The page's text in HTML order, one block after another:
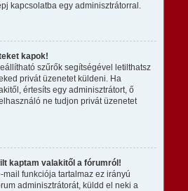
kapcsolatba egy adminisztrátorral.
kapok!
szűrők segítségével letilthatsz
privát üzenetet küldeni. Ha
értesíts egy adminisztrátort, ő
ne tudjon privát üzenetet
kaptam valakitől a fórumról!
mail funkciója tartalmaz ez irányú
adminisztrátorát, küldd el neki a